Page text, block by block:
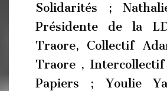
Solidarités ;
Présidente de la
Traore, Collectif
Traore , Intercollectif
Papiers ; Youlie